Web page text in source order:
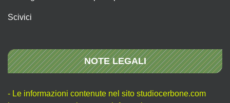
Scivici
NOTE LEGALI
- Le informazioni contenute nel sito studiocerbone.com